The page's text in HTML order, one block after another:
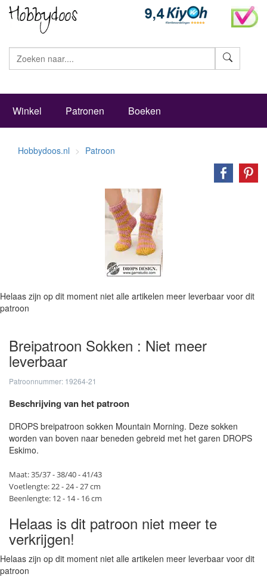
Winkel Patronen Boeken
Hobbydoos.nl Patroon
Helaas zijn op dit moment niet alle artikelen meer leverbaar voor dit
patroon
Breipatroon Sokken : Niet meer
leverbaar
Patroonnummer: 19264-21
Beschrijving van het patroon
DROPS breipatroon sokken Mountain Morning. Deze sokken
worden van boven naar beneden gebreid met het garen DROPS
Eskimo.
Maat: 35/37 - 38/40 - 41/43
Voetlengte: 22 - 24 - 27 cm
Beenlengte: 12 - 14 - 16 cm
Helaas is dit patroon niet meer te
verkrijgen!
Helaas zijn op dit moment niet alle artikelen meer leverbaar voor dit
patroon